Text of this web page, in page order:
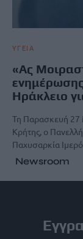
ΥΓΕΙΑ
«Ας
Ηράκλειο
Τη Παρασκευή 27
Κρήτης, ο
Παχυσαρκία
Newsroom